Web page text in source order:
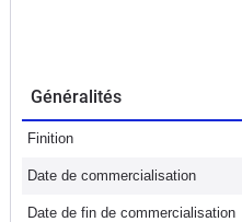
Généralités
Finition
Date de commercialisation
Date de fin de commercialisation